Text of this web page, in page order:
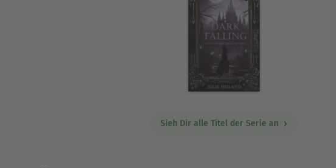
Sieh Dir alle Titel der Serie an